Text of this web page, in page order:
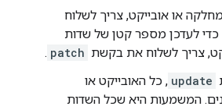
או אובייקט, צריך לשלוח
כדי לעדכן מספר קטן של שדות
צריך לשלוח את בקשת patch
.
update , כל האובייקט או
המשמעות היא שכל השדות